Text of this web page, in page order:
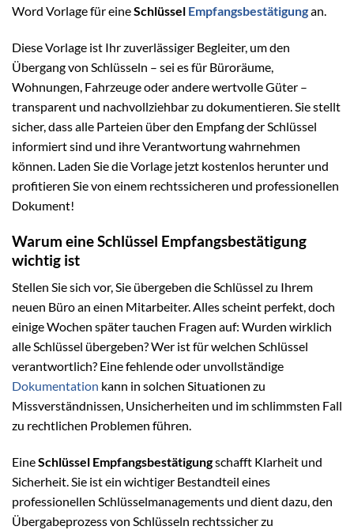
Word Vorlage für eineSchlüssel Empfangsbestätigungan.
Diese Vorlage ist Ihr zuverlässiger Begleiter, um den
Übergang von Schlüsseln – sei es für Büroräume,
Wohnungen, Fahrzeuge oder andere wertvolle Güter –
transparent und nachvollziehbar zu dokumentieren. Sie stellt
sicher, dass alle Parteien über den Empfang der Schlüssel
informiert sind und ihre Verantwortung wahrnehmen
können. Laden Sie die Vorlage jetzt kostenlos herunter und
profitieren Sie von einem rechtssicheren und professionellen
Dokument!
Warum eine Schlüssel Empfangsbestätigung
wichtig ist
Stellen Sie sich vor, Sie übergeben die Schlüssel zu Ihrem
neuen Büro an einen Mitarbeiter. Alles scheint perfekt, doch
einige Wochen später tauchen Fragen auf: Wurden wirklich
alle Schlüssel übergeben? Wer ist für welchen Schlüssel
verantwortlich? Eine fehlende oder unvollständige
Dokumentation kann in solchen Situationen zu
Missverständnissen, Unsicherheiten und im schlimmsten Fall
zu rechtlichen Problemen führen.
EineSchlüssel Empfangsbestätigungschafft Klarheit und
Sicherheit. Sie ist ein wichtiger Bestandteil eines
professionellen Schlüsselmanagements und dient dazu, den
Übergabeprozess von Schlüsseln rechtssicher zu